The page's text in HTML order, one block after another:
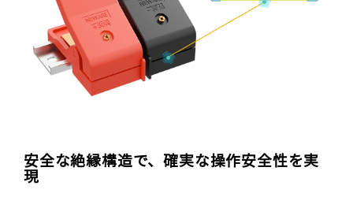
安全な絶縁構造で、確実な操作安全性を実
現